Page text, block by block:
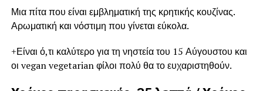
Μια πίτα που είναι εμβληματική της κρητικής κουζίνας.
Αρωματική και νόστιμη που γίνεται εύκολα.
+Είναι ό,τι καλύτερο για τη νηστεία του 15 Αύγουστου και
οι vegan vegetarian φίλοι πολύ θα το ευχαριστηθούν.